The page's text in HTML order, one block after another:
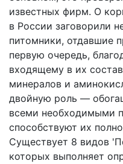
известных фирм. О
в России заговорили
питомники, отдавшие
первую очередь,
входящему в их
минералов и
двойную роль —
всеми необходимыми
способствуют их
Существует 8 видов
которых выполняет